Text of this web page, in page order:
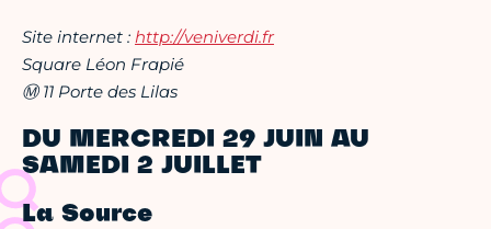
Site internet : http://veniverdi.fr
Square Léon Frapié
Ⓜ 11 Porte des Lilas
DU MERCREDI 29 JUIN AU
SAMEDI 2 JUILLET
La Source